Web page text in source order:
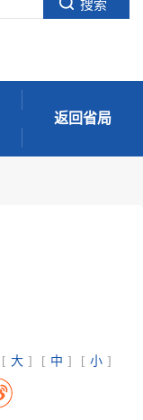
返回省局
[ 大 ] [ 中 ] [ 小 ]